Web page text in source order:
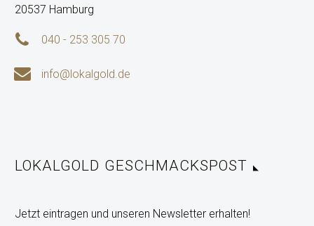
20537 Hamburg

 040 - 253 305 70

 info@lokalgold.de
LOKALGOLD GESCHMACKSPOST
Jetzt eintragen und unseren Newsletter erhalten!